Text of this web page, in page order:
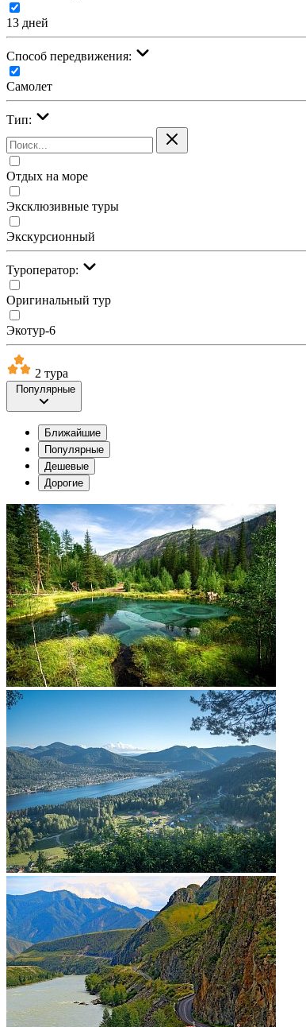
13 дней
Cпособ передвижения:
Самолет
Тип:
Отдых на море
Эксклюзивные туры
Экскурсионный
Туроператор:
Оригинальный тур
Экотур-6
2 тура
Популярные
Ближайшие
Популярные
Дешевые
Дорогие